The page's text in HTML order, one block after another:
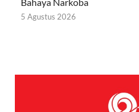
5 Agustus 2026